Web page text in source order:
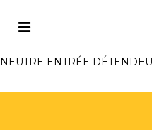
Accueil
NEUTRE ENTRÉE